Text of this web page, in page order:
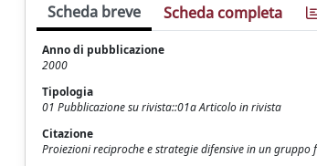
Scheda breve Scheda completa
Anno di pubblicazione
2000
Tipologia
01 Pubblicazione su rivista::01a Articolo in rivista
Citazione
Proiezioni reciproche e strategie difensive in un gruppo